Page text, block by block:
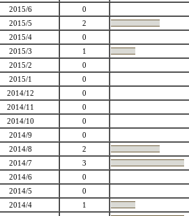
2015/6
0
2015/5
2
2015/4
0
2015/3
1
2015/2
0
2015/1
0
2014/12
0
2014/11
0
2014/10
0
2014/9
0
2014/8
2
2014/7
3
2014/6
0
2014/5
0
2014/4
1